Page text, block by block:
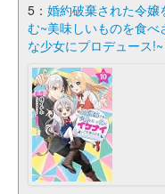
5： 婚約破棄された令嬢
む~美味しいものを食
な少女にプロデュース